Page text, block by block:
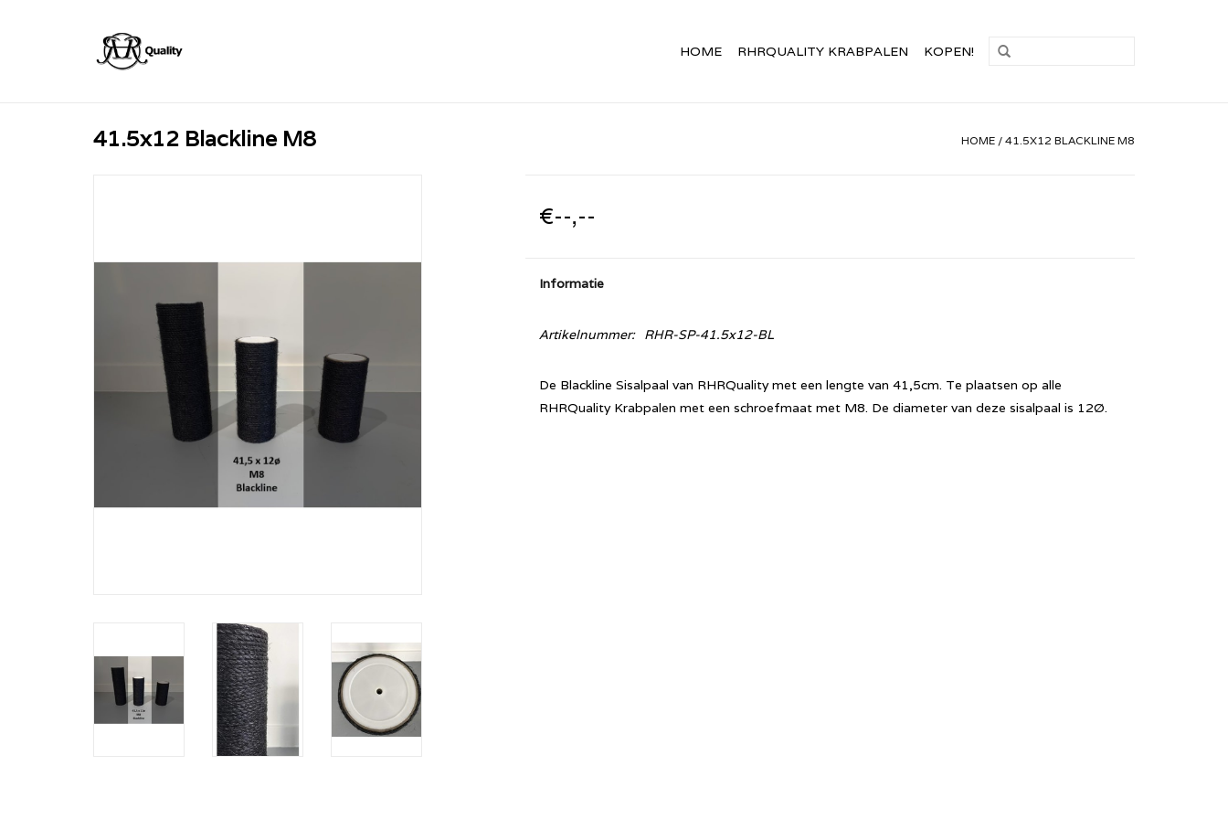
HOME RHRQUALITY KRABPALEN KOPEN!
41.5x12 Blackline M8 HOME / 41.5X12 BLACKLINE M8
€--,--
Informatie
Artikelnummer: RHR-SP-41.5x12-BL
De Blackline Sisalpaal van RHRQuality met een lengte van 41,5cm. Te plaatsen op alle
RHRQuality Krabpalen met een schroefmaat met M8. De diameter van deze sisalpaal is 12Ø.